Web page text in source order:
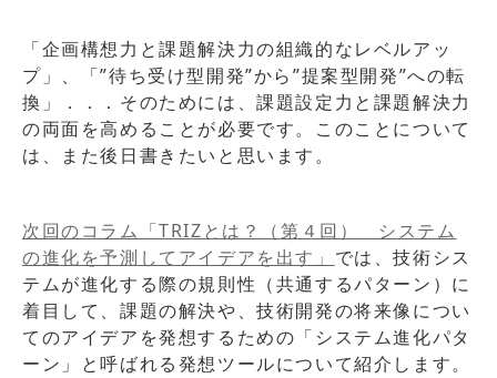
「企画構想力と課題解決力の組織的なレベルアッ
プ」、「”待ち受け型開発”から”提案型開発”への転
換」．．．そのためには、課題設定力と課題解決力
の両面を高めることが必要です。このことについて
は、また後日書きたいと思います。
次回のコラム「TRIZとは？（第４回） システム
の進化を予測してアイデアを出す」 では、技術シス
テムが進化する際の規則性（共通するパターン）に
着目して、課題の解決や、技術開発の将来像につい
てのアイデアを発想するための「システム進化パタ
ーン」と呼ばれる発想ツールについて紹介します。